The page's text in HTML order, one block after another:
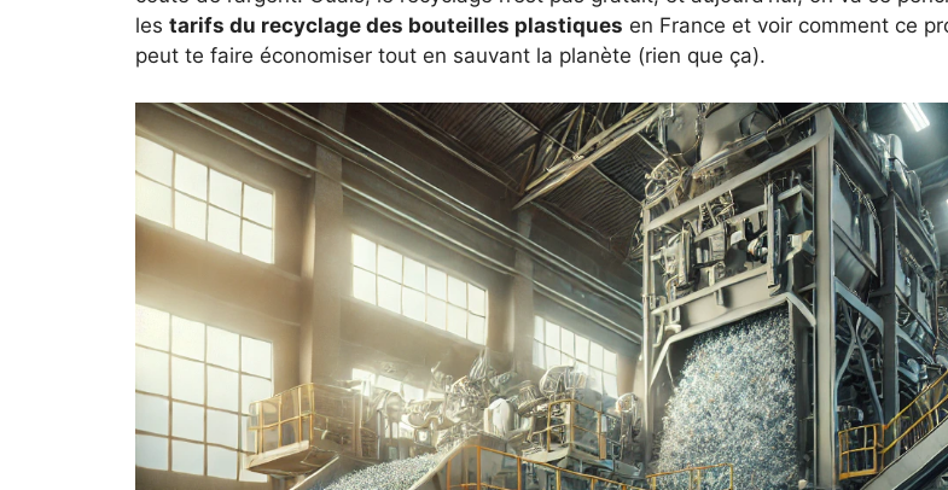
les tarifs du recyclage des bouteilles plastiques en France et voir comment ce
peut te faire économiser tout en sauvant la planète (rien que ça).